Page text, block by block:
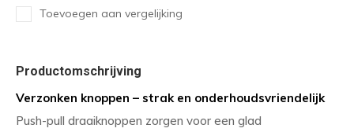
Toevoegen aan vergelijking
Productomschrijving
Verzonken knoppen – strak en onderhoudsvriendelijk
Push-pull draaiknoppen zorgen voor een glad